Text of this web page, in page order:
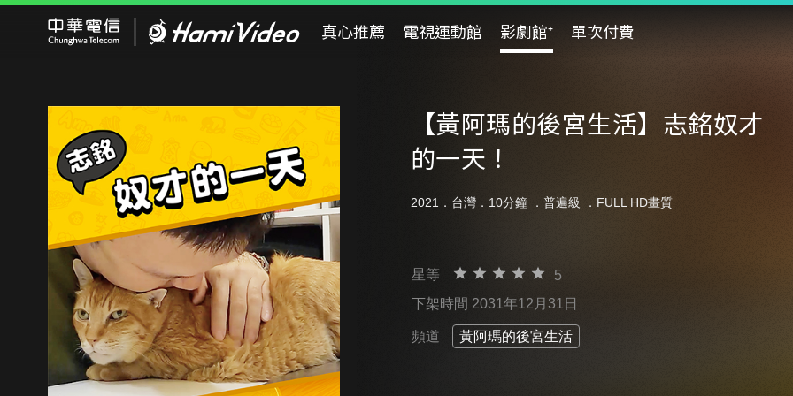
真心推薦 電視運動館 影劇館⁺ 單次付費
【黃阿瑪的後宮生活】志銘奴才
的一天！
2021．台灣．10分鐘 ． 普遍級 ．FULL HD畫質
星等
5
下架時間 2031年12月31日
頻道 黃阿瑪的後宮生活